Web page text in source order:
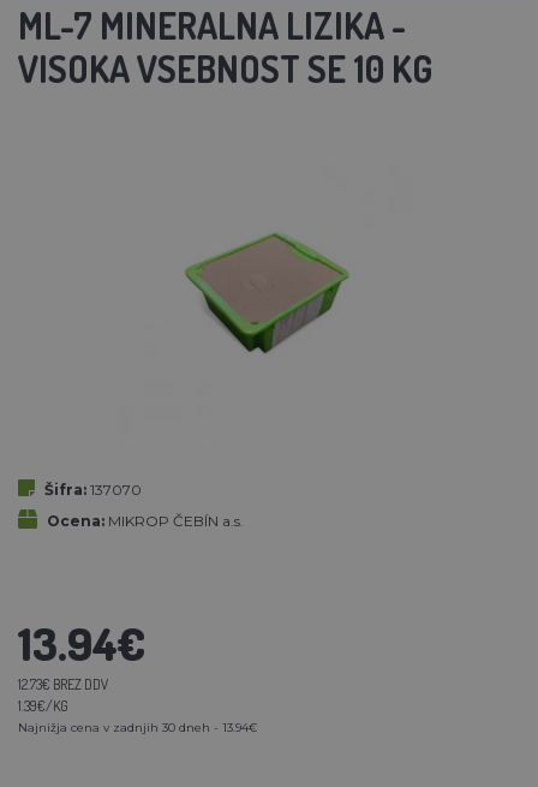
ML-7 MINERALNA LIZIKA -
VISOKA VSEBNOST SE 10 KG
Šifra: 137070
Ocena: MIKROP ČEBÍN a.s.
13.94€
12.73€ BREZ DDV
1.39€/KG
Najnižja cena v zadnjih 30 dneh - 13.94€